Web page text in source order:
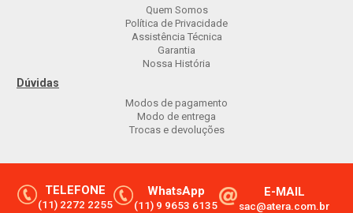
Quem Somos
Política de Privacidade
Assistência Técnica
Garantia
Nossa História
Dúvidas
Modos de pagamento
Modo de entrega
Trocas e devoluções
TELEFONE
(11) 2272 2255
WhatsApp
(11) 9 9653 6135
E-MAIL
sac@atera.com.br